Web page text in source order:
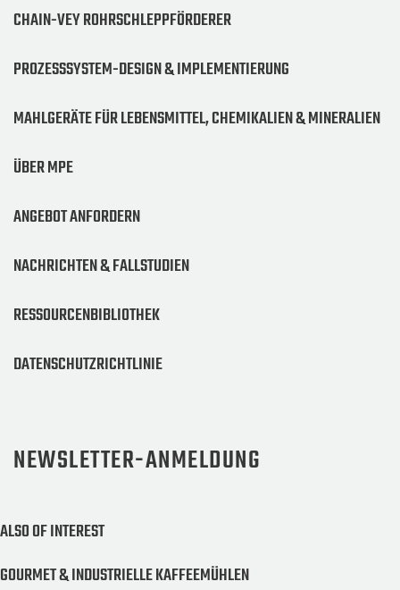
CHAIN-VEY ROHRSCHLEPPFÖRDERER
PROZESSSYSTEM-DESIGN & IMPLEMENTIERUNG
MAHLGERÄTE FÜR LEBENSMITTEL, CHEMIKALIEN & MINERALIEN
ÜBER MPE
ANGEBOT ANFORDERN
NACHRICHTEN & FALLSTUDIEN
RESSOURCENBIBLIOTHEK
DATENSCHUTZRICHTLINIE
NEWSLETTER-ANMELDUNG
ALSO OF INTEREST
GOURMET & INDUSTRIELLE KAFFEEMÜHLEN